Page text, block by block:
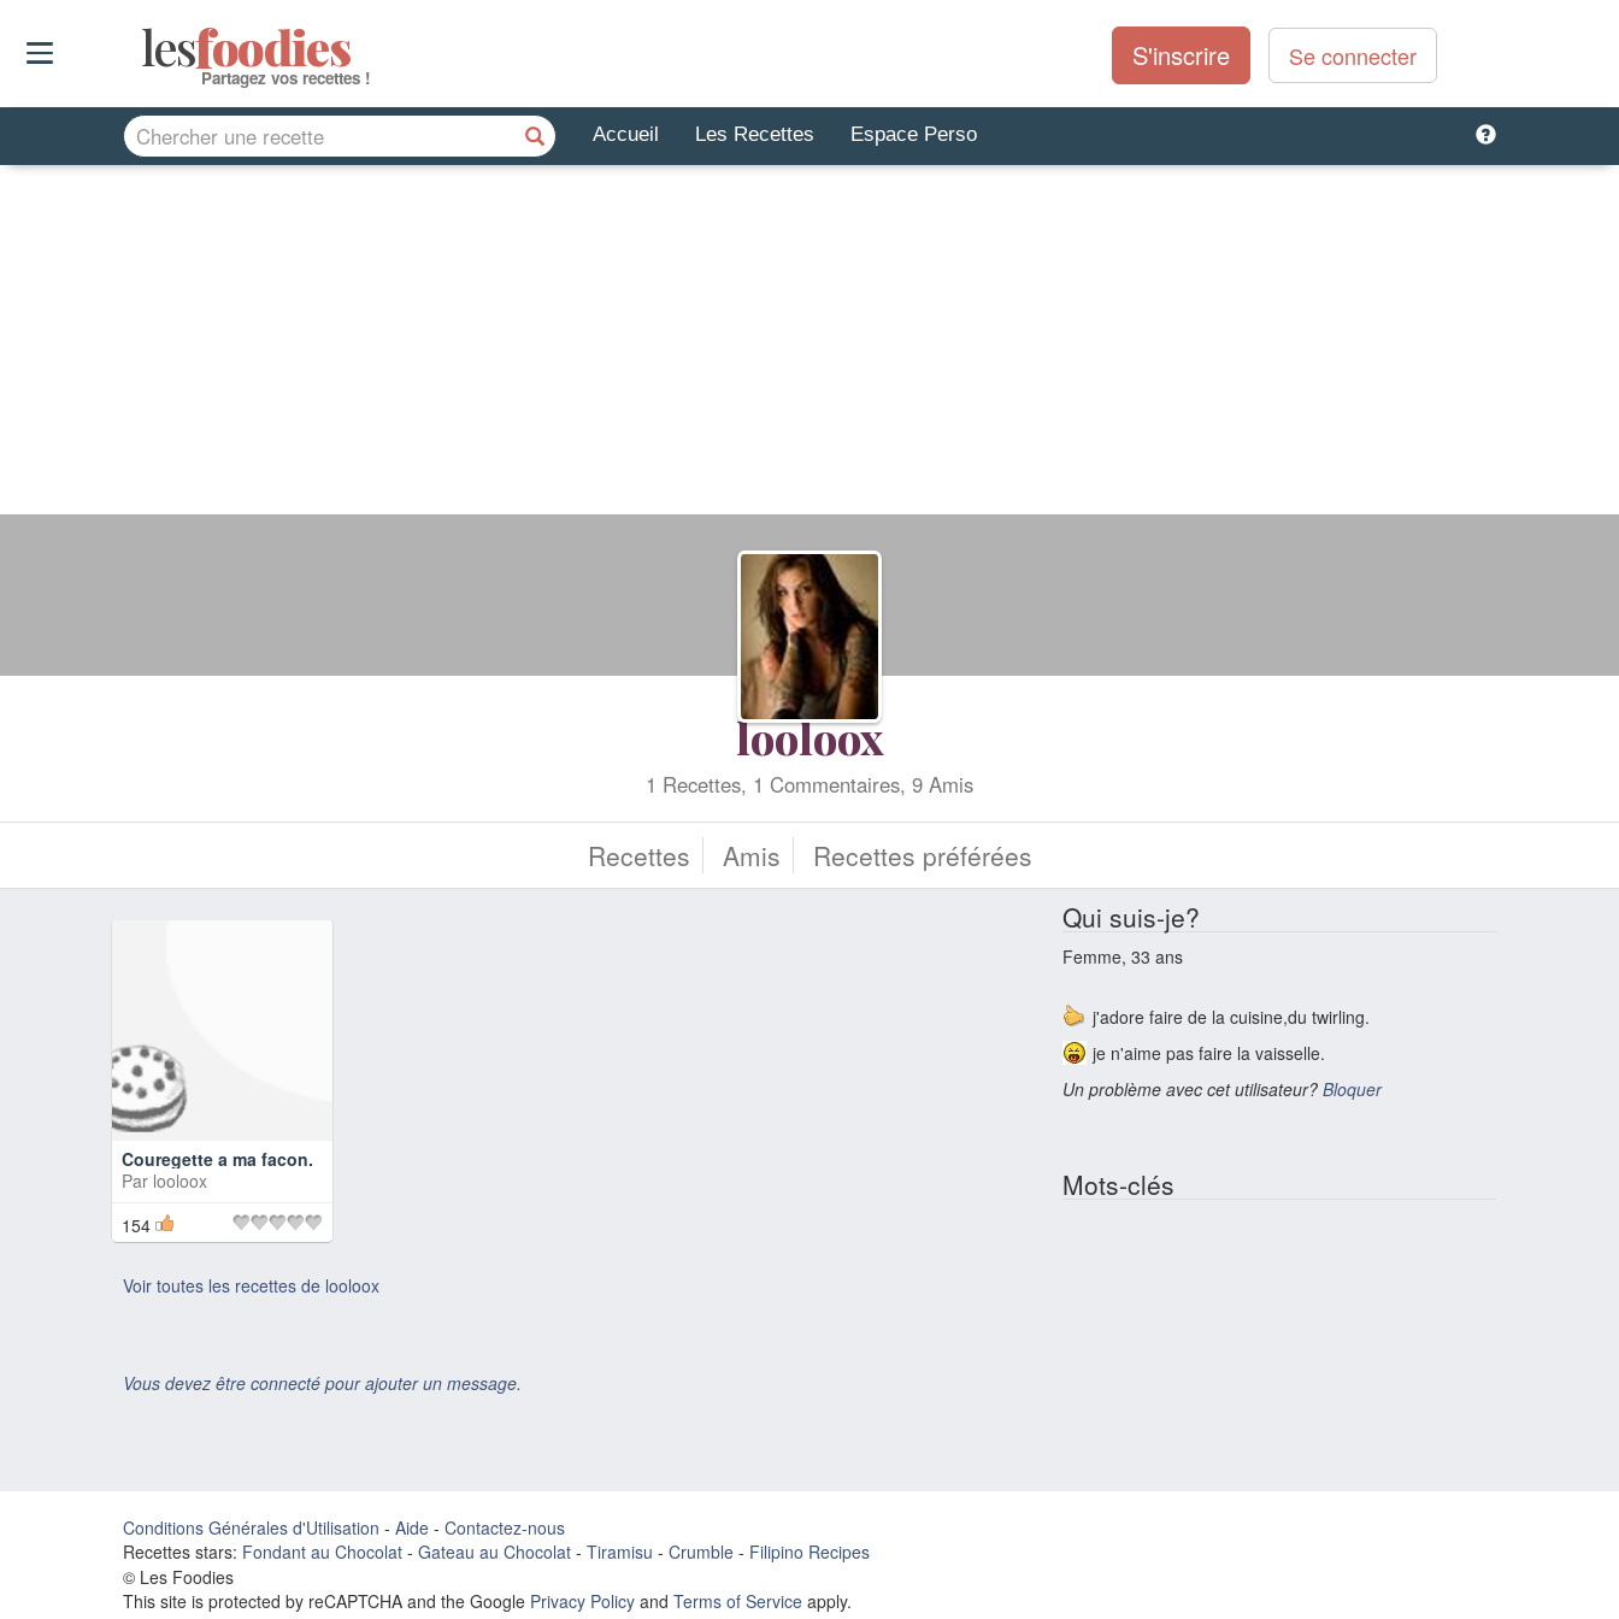
lesfoodies
Partagez vos recettes !
S'inscrire Se connecter
Accueil Les Recettes Espace Perso
looloox
1 Recettes, 1 Commentaires, 9 Amis
Recettes Amis Recettes préférées
Couregette a ma facon.
Par looloox
154
Voir toutes les recettes de looloox
Vous devez être connecté pour ajouter un message.
Qui suis-je?
Femme, 33 ans
j'adore faire de la cuisine,du twirling.
je n'aime pas faire la vaisselle.
Un problème avec cet utilisateur? Bloquer
Mots-clés
Conditions Générales d'Utilisation - Aide - Contactez-nous
Recettes stars: Fondant au Chocolat - Gateau au Chocolat - Tiramisu - Crumble - Filipino Recipes
© Les Foodies
This site is protected by reCAPTCHA and the Google Privacy Policy and Terms of Service apply.